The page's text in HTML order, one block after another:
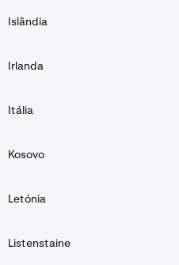
Islândia
Irlanda
Itália
Kosovo
Letónia
Listenstaine